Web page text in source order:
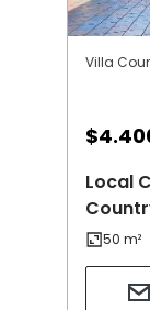
Villa
$
Local